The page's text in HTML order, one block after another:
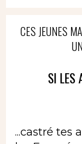
CES JEUNES
SI LES
...castré tes